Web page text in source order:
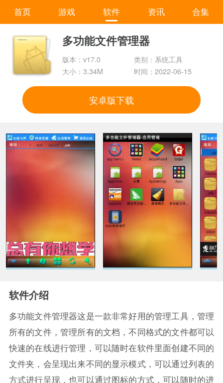
首页 游戏 软件 资讯 合集
多功能文件管理器
版本：v17.0
类别：系统工具
大小：3.34M
时间：2022-06-15
安卓版下载
软件介绍
多功能文件管理器这是一款非常好用的管理工具，管理
所有的文件，管理所有的文档，不同格式的文件都可以
快速的在线进行管理，可以随时在软件里面创建不同的
文件夹，会呈现出来不同的显示模式，可以通过列表的
方式进行呈现，也可以通过图标的方式，可以随时的进